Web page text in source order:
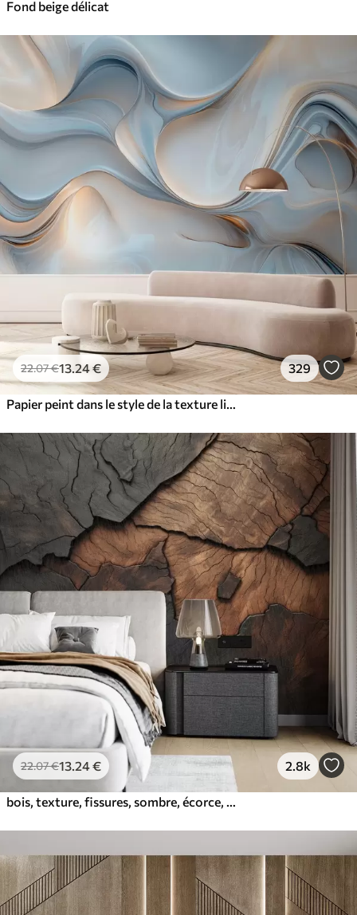
Fond beige délicat
22.07€13 .24€ 329
22.07€13 .24€ 2.8k